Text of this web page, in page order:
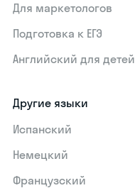
Для маркетологов
Подготовка к ЕГЭ
Английский для детей
Другие языки
Испанский
Немецкий
Французский